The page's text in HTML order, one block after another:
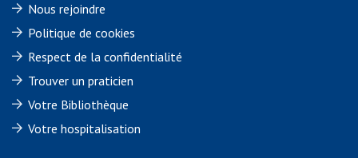
Nous rejoindre
Politique de cookies
Respect de la confidentialité
Trouver un praticien
Votre Bibliothèque
Votre hospitalisation